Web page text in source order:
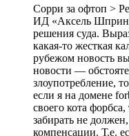
Сорри за офтоп >
ИД «Аксель
решения суда.
какая-то жесткая
рубежом новость
новости —
злоупотребление,
если я на домене
своего кота
забирать не
компенсации. Т.е.